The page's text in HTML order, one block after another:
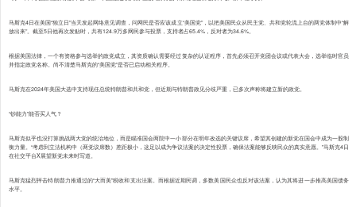
马斯克4日在美国“独立日”当天发起网络意见调查，问网民是否应该成立“美国党”，以把美国民众从民主党、共和党轮流上台的两党体制中“解
放出来”。截至5日他再次发贴时，共有124.9万多网民参与投票，支持者占65.4%，反对者为34.6%。
根据美国法律，一个有资格参与选举的政党成立，其资质确认需要经过复杂的认证程序，首先必须召开党团会议或代表大会，选举临时官员
并指定政党名称。尚不清楚马斯克的“美国党”是否已启动相关程序。
马斯克在2024年美国大选中支持现任总统特朗普和共和党，但近期与特朗普政见分歧严重，已多次声称将建立新的政党。
“钞能力”能否买人气？
马斯克似乎也没打算挑战两大党的统治地位，而是瞄准国会两院中一小部分在明年改选的关键议席，希望其创建的新党在国会中成为一股制
衡力量。“考虑到立法机构中（两党议席数）差距极小，这足以成为争议法案的决定性投票，确保法案能够反映民众的真实意愿。”马斯克4日
在社交平台X展望新党未来时写道。
马斯克猛烈抨击特朗普力推通过的“大而美”税收和支出法案。而根据近期民调，多数美国民众也反对该法案，认为其将进一步推高美国债务
水平。